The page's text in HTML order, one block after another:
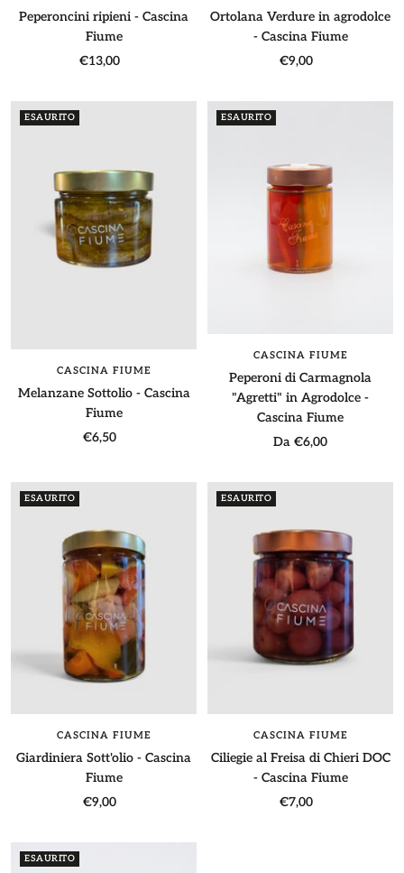
Peperoncini ripieni - Cascina
Fiume
Prezzo
vendita
€13,00
Ortolana Verdure in agrodolce
- Cascina Fiume
Prezzo
vendita
€9,00
ESAURITO
CASCINA FIUME
Melanzane Sottolio - Cascina
Fiume
Prezzo
vendita
€6,50
ESAURITO
CASCINA FIUME
Peperoni di Carmagnola
"Agretti" in Agrodolce -
Cascina Fiume
Prezzo
vendita
Da €6,00
ESAURITO
CASCINA FIUME
Giardiniera Sott'olio - Cascina
Fiume
Prezzo
€9,00
ESAURITO
CASCINA FIUME
Ciliegie al Freisa di Chieri DOC
- Cascina Fiume
Prezzo
€7,00
ESAURITO